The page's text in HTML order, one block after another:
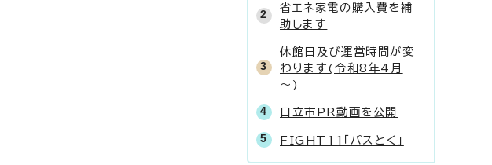
省エネ家電の購入費を補
助します
休館日及び運営時間が変
わります(令和8年4月
～)
日立市PR動画を公開
FIGHT11「パスとく」